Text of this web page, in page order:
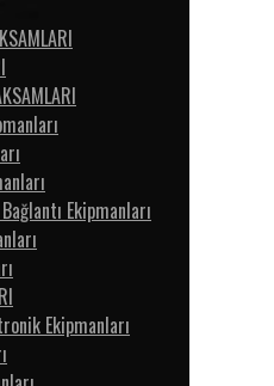
Ekipmanları
Ekipmanları